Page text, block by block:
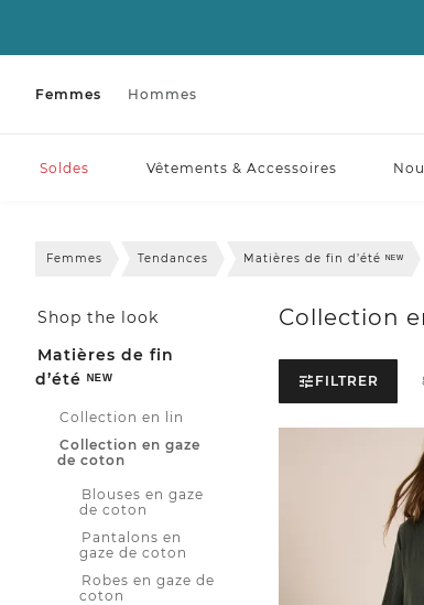
Femmes Hommes
Soldes Vêtements & Accessoires
Femmes Tendances Matières de fin d’été ᴺᴱᵂ
Shop the look
Matières de fin
d’été ᴺᴱᵂ
Collection en lin
Collection en gaze
de coton
Blouses en gaze
de coton
Pantalons en
gaze de coton
Robes en gaze de
coton
Collection
FILTRER